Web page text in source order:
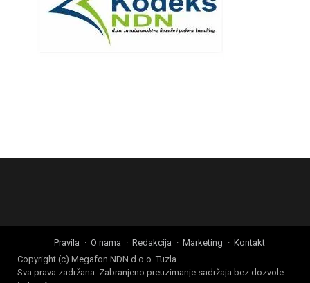
Pravila O nama Redakcija Marketing
Kontakt
Copyright (c) Megafon NDN d.o.o. Tuzla
Sva prava zadržana. Zabranjeno preuzimanje sadržaja bez dozvole